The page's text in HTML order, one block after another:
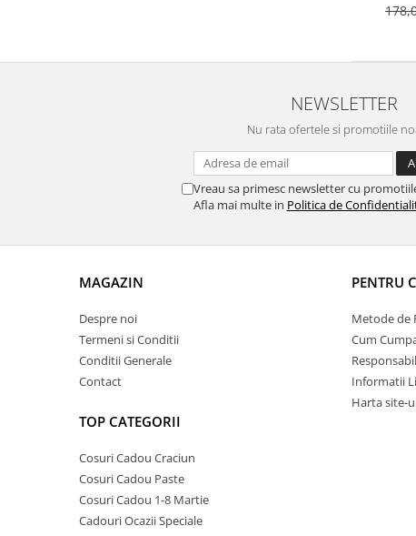
NEWSLETTER
Nu rata ofertele si promotiile
Vreau sa primesc newsletter cu
Afla mai multe in Politica de
MAGAZIN
Despre noi
Termeni si Conditii
Conditii Generale
Contact
TOP CATEGORII
Cosuri Cadou Craciun
Cosuri Cadou Paste
Cosuri Cadou 1-8 Martie
Cadouri Ocazii Speciale
PENTRU
Metode de
Cum
Informatii
Harta site-